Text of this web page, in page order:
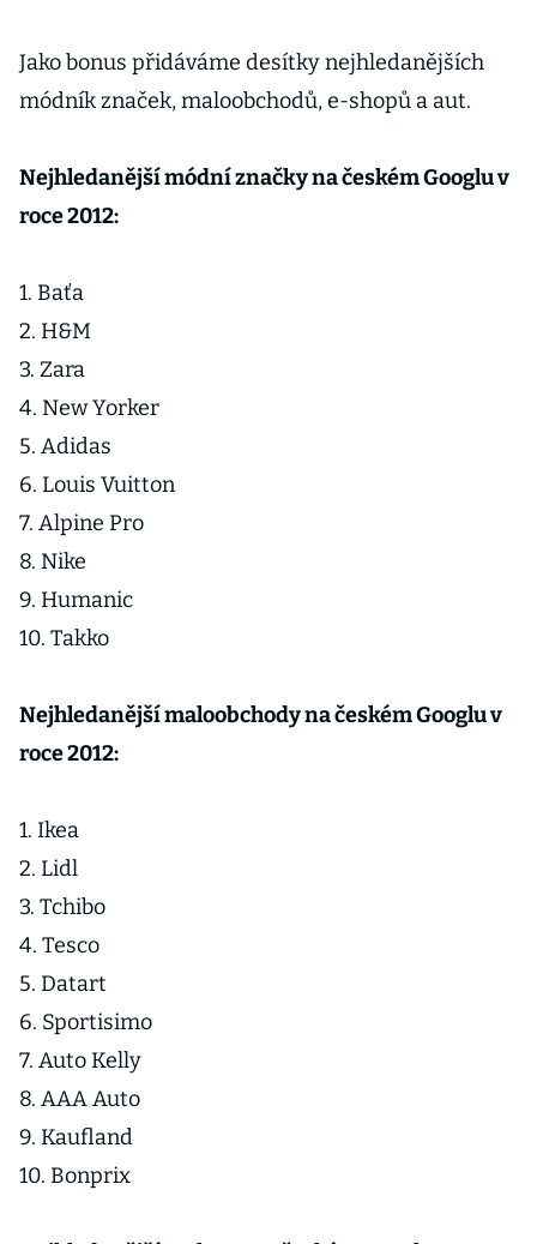
Jako bonus přidáváme desítky nejhledanějších
módník značek, maloobchodů, e-shopů a aut.
Nejhledanější módní značky na českém Googlu v
roce 2012:
1. Baťa
2. H&M
3. Zara
4. New Yorker
5. Adidas
6. Louis Vuitton
7. Alpine Pro
8. Nike
9. Humanic
10. Takko
Nejhledanější maloobchody na českém Googlu v
roce 2012:
1. Ikea
2. Lidl
3. Tchibo
4. Tesco
5. Datart
6. Sportisimo
7. Auto Kelly
8. AAA Auto
9. Kaufland
10. Bonprix